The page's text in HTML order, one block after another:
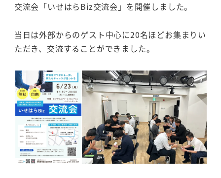
交流会「いせはらBiz交流会」を開催しました。
当日は外部からのゲスト中心に20名ほどお集まりい
ただき、交流することができました。